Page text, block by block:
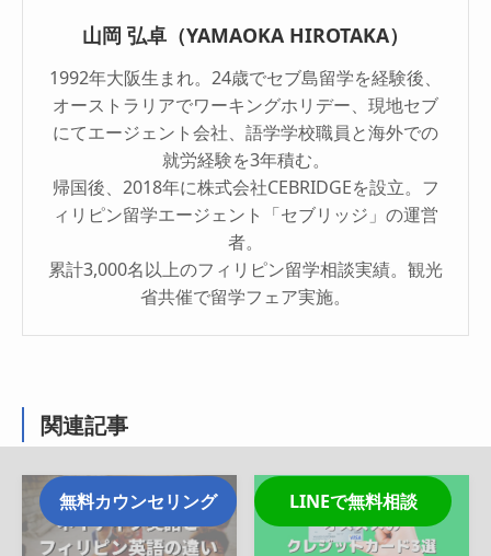
山岡 弘卓（YAMAOKA HIROTAKA）
1992年大阪生まれ。24歳でセブ島留学を経験後、
オーストラリアでワーキングホリデー、現地セブ
にてエージェント会社、語学学校職員と海外での
就労経験を3年積む。
帰国後、2018年に株式会社CEBRIDGEを設立。フ
ィリピン留学エージェント「セブリッジ」の運営
者。
累計3,000名以上のフィリピン留学相談実績。観光
省共催で留学フェア実施。
関連記事
無料カウンセリング LINEで無料相談